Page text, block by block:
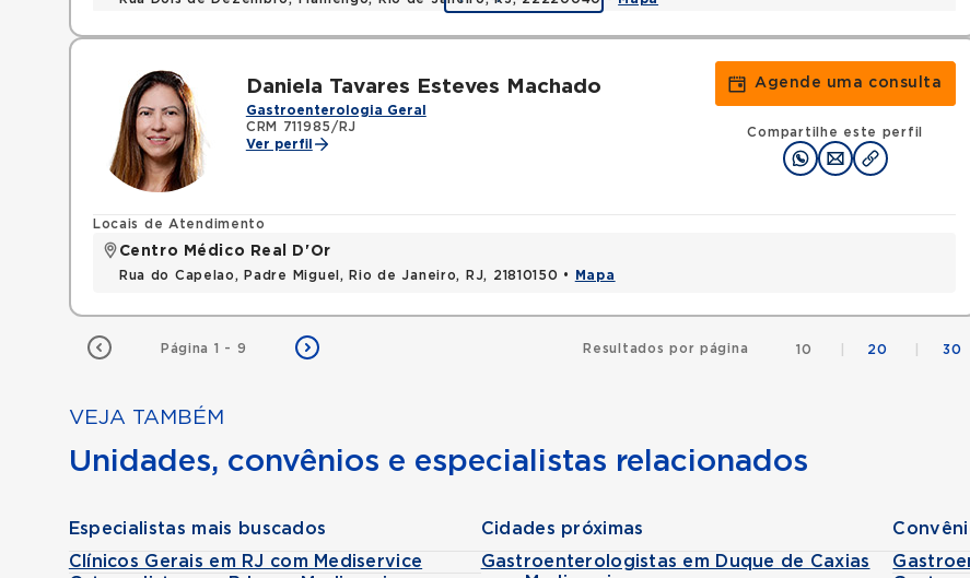
Daniela Tavares Esteves Machado
Gastroenterologia Geral
CRM 711985/RJ
Ver perfil
Agende uma consulta
Compartilhe este perfil
Locais de Atendimento
Centro Médico Real D'Or
Rua do Capelao, Padre Miguel, Rio de Janeiro, RJ, 21810150 • Mapa
Página 1 - 9 Resultados por página 10 20 30
VEJA TAMBÉM
Unidades, convênios e especialistas relacionados
Especialistas mais buscados
Clínicos Gerais em RJ com Mediservice
Cidades próximas
Gastroenterologistas em Duque de Caxias